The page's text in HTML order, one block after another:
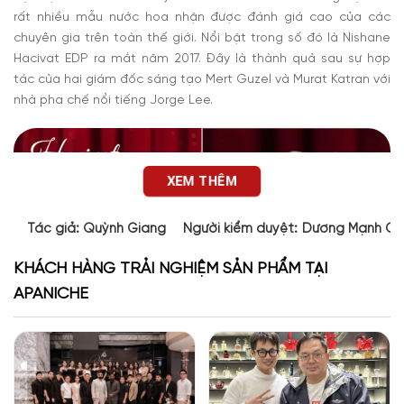
rất nhiều mẫu nước hoa nhận được đánh giá cao của các
chuyên gia trên toàn thế giới. Nổi bật trong số đó là Nishane
Hacivat EDP ra mắt năm 2017. Đây là thành quả sau sự hợp
tác của hai giám đốc sáng tạo Mert Guzel và Murat Katran với
nhà pha chế nổi tiếng Jorge Lee.
XEM THÊM
Tác giả: Quỳnh Giang Người kiểm duyệt: Dương Mạnh
KHÁCH HÀNG TRẢI NGHIỆM SẢN PHẨM TẠI
APANICHE